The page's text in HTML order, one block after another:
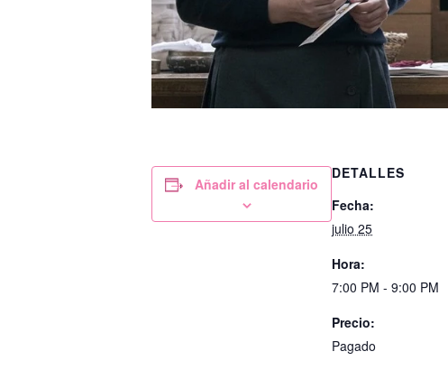
Añadir al calendario
DETALLES
Fecha:
julio 25
Hora:
7:00 PM - 9:00 PM
Precio:
Pagado